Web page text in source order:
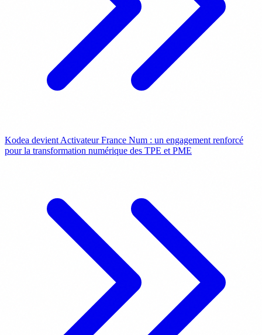
Kodea devient Activateur France Num : un engagement renforcé
pour la transformation numérique des TPE et PME